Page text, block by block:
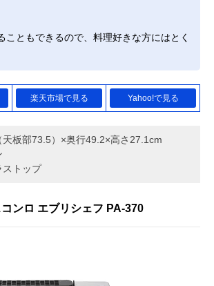
こともできるので、料理好きな方にはとく
楽天市場で見る Yahoo!で見る
板部73.5）×奥行49.2×高さ27.1cm
ストップ
ンロ エブリシェフ PA-370